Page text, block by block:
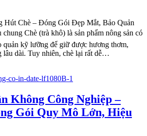
Hút Chè – Đóng Gói Đẹp Mắt, Bảo Quản
Chè (trà khô) là sản phẩm nông sản có
quản kỹ lưỡng để giữ được hương thơm,
lâu dài. Tuy nhiên, chè lại rất dễ…
Không Công Nghiệp –
Gói Quy Mô Lớn, Hiệu